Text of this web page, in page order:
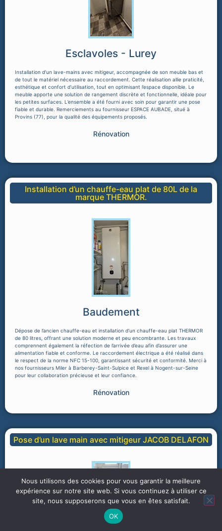
Esclavoles - Lurey
Installation d’un lave-mains avec mitigeur, accompagnée de son meuble bas et
de tout le matériel nécessaire au raccordement. Cette réalisation allie praticité,
esthétique et confort d’utilisation, tout en optimisant l’espace disponible. Le
meuble apporte une solution de rangement discrète et fonctionnelle, idéale pour
les petites surfaces. L’ensemble a été fourni avec soin pour garantir une pose
fiable et durable. Remerciements au fournisseur ESPACE AUBADE, situé à
Provins (77), pour la qualité des équipements proposés.
Rénovation
Installation d’un chauffe-eau plat de 80L de la
marque THERMOR.
Baudement
Dépose de l’ancien chauffe-eau et installation d’un chauffe-eau plat THERMOR
de 80 litres, offrant une solution moderne et peu encombrante. Les travaux
comprennent également la réfection de l’arrivée d’eau afin d’assurer une
alimentation fiable et conforme. Le raccordement électrique a été réalisé dans
le respect de la norme NFC 15-100, garantissant sécurité et conformité. Merci à
nos fournisseurs Miler à Barberey-Saint-Sulpice et Rexel à Nogent-sur-Seine
pour leur collaboration précieuse et leur confiance.
Rénovation
Pose d’un lave main avec mitigeur JACOB DELAFON
Nous utilisons des cookies pour vous garantir la meilleure
expérience sur notre site web. Si vous continuez à utiliser ce
site, nous supposerons que vous en êtes satisfait.
OK